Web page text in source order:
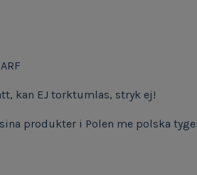
kan EJ torktumlas, stryk ej!
produkter i Polen me polska